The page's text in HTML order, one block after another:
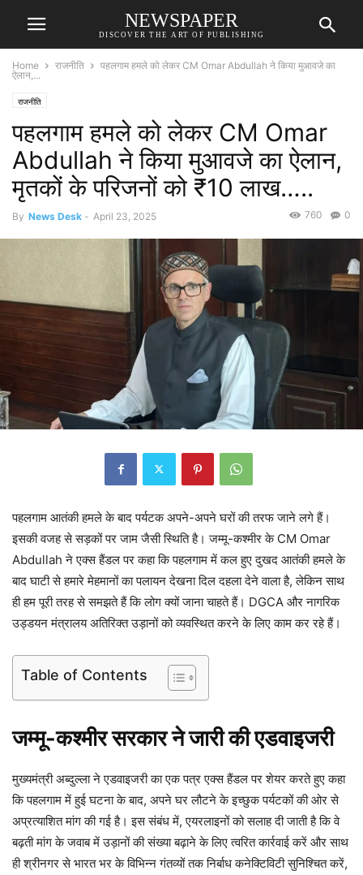
NEWSPAPER
DISCOVER THE ART OF PUBLISHING
Home राजनीति
पहलगाम हमले को लेकर CM Omar Abdullah ने किया मुआवजे का
ऐलान,...
राजनीति
पहलगाम हमले को लेकर CM Omar
Abdullah ने किया मुआवजे का ऐलान,
मृतकों के परिजनों को ₹10 लाख…..
By News Desk - April 23, 2025 0
760
पहलगाम आतंकी हमले के बाद पर्यटक अपने-अपने घरों की तरफ जाने लगे हैं।
इसकी वजह से सड़कों पर जाम जैसी स्थिति है। जम्मू-कश्मीर के CM Omar
Abdullah ने एक्स हैंडल पर कहा कि पहलगाम में कल हुए दुखद आतंकी हमले के
बाद घाटी से हमारे मेहमानों का पलायन देखना दिल दहला देने वाला है, लेकिन साथ
ही हम पूरी तरह से समझते हैं कि लोग क्यों जाना चाहते हैं। DGCA और नागरिक
उड्डयन मंत्रालय अतिरिक्त उड़ानों को व्यवस्थित करने के लिए काम कर रहे हैं।
Table of Contents
जम्मू-कश्मीर सरकार ने जारी की एडवाइजरी
मुख्यमंत्री अब्दुल्ला ने एडवाइजरी का एक पत्र एक्स हैंडल पर शेयर करते हुए कहा
कि पहलगाम में हुई घटना के बाद, अपने घर लौटने के इच्छुक पर्यटकों की ओर से
अप्रत्याशित मांग की गई है। इस संबंध में, एयरलाइनों को सलाह दी जाती है कि वे
बढ़ती मांग के जवाब में उड़ानों की संख्या बढ़ाने के लिए त्वरित कार्रवाई करें और साथ
ही श्रीनगर से भारत भर के विभिन्न गंतव्यों तक निर्बाध कनेक्टिविटी सुनिश्चित करें,